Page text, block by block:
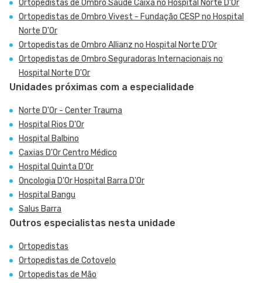
Ortopedistas de Ombro Saúde Caixa no Hospital Norte D'Or
Ortopedistas de Ombro Vivest - Fundação CESP no Hospital
Norte D'Or
Ortopedistas de Ombro Allianz no Hospital Norte D'Or
Ortopedistas de Ombro Seguradoras Internacionais no
Hospital Norte D'Or
Unidades próximas com a especialidade
Norte D'Or - Center Trauma
Hospital Rios D'Or
Hospital Balbino
Caxias D'Or Centro Médico
Hospital Quinta D'Or
Oncologia D'Or Hospital Barra D'Or
Hospital Bangu
Salus Barra
Outros especialistas nesta unidade
Ortopedistas
Ortopedistas de Cotovelo
Ortopedistas de Mão